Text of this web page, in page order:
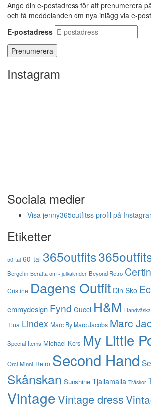
Ange din e-postadress för att prenumerera
och få meddelanden om nya inlägg via e-
E-postadress
Instagram
Sociala medier
Visa jenny365outfitss profil på
Etiketter
50-tal 60-tal 365outfits
Bergelin Berätta om - julkalender Beyond Retro
Cristine Dagens Outfit Din Sko
emmydesign Fynd Gucci H&M Handväska
Tiua Lindex Marc By Marc Jacobs Marc
Special Items Michael Kors My Little
Orci Minni Retro Second Hand
Skånskan Sunshine Tjallamalla Träskor
VintageVintage dress